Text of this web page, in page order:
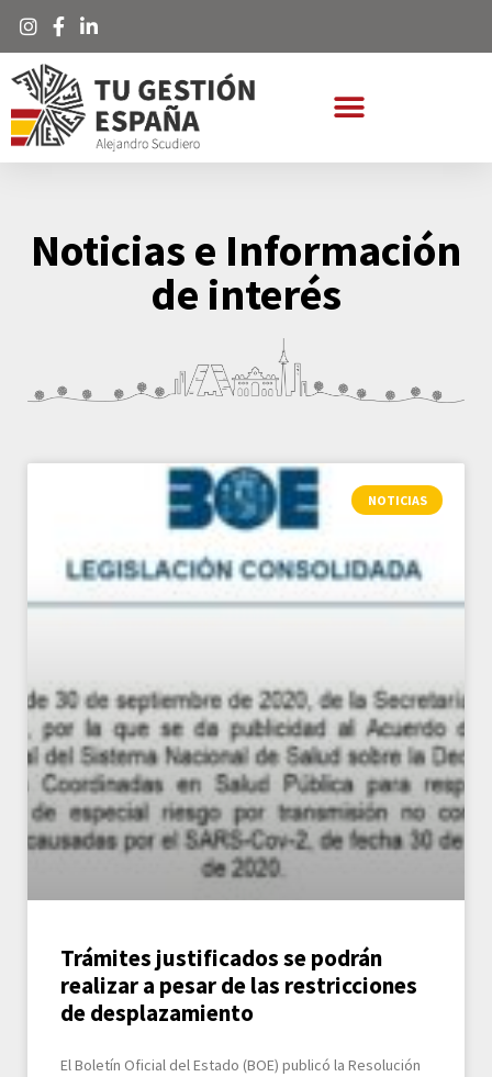
Noticias e Información
de interés
NOTICIAS
Trámites justificados se podrán
realizar a pesar de las restricciones
de desplazamiento
El Boletín Oficial del Estado (BOE) publicó la Resolución